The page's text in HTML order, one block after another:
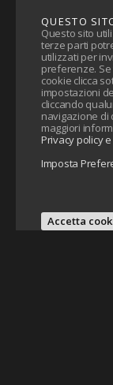
QUESTO
Questo sito
terze parti
utilizzati per
preferenze.
cookie clicca
impostazioni
cliccando
navigazione di
maggiori
Privacy policy
Imposta
Accetta